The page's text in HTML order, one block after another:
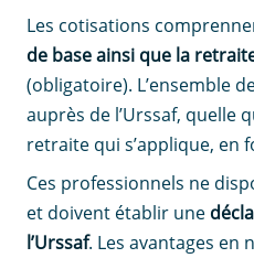
Les cotisations
de base ainsi que la
(obligatoire). L’ensemble
auprès de l’Urssaf, quelle
retraite qui s’applique, en
Ces professionnels ne
et doivent établir une
l’Urssaf. Les avantages en